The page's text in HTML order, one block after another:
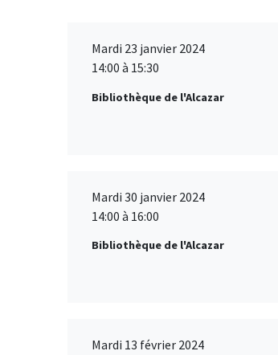
Mardi 23 janvier 2024
14:00 à 15:30
Bibliothèque de l'Alcazar
Mardi 30 janvier 2024
14:00 à 16:00
Bibliothèque de l'Alcazar
Mardi 13 février 2024